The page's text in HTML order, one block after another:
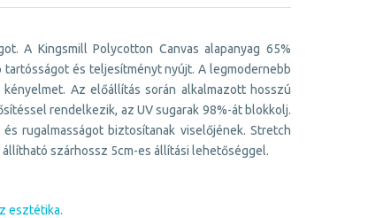
A Kingsmill Polycotton Canvas alapanyag 65%
és teljesítményt nyújt. A legmodernebb
Az előállítás során alkalmazott hosszú
rendelkezik, az UV sugarak 98%-át blokkolj.
rugalmasságot biztosítanak viselőjének. Stretch
szárhossz 5cm-es állítási lehetőséggel.
esztétika.